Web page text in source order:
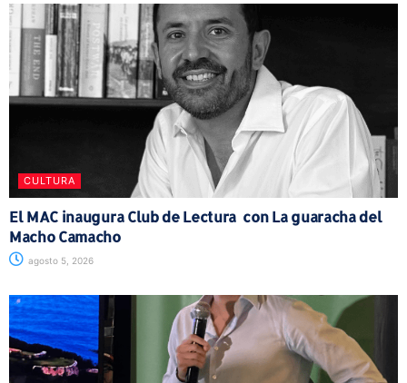
CULTURA
El MAC inaugura Club de Lectura con La guaracha del
Macho Camacho
agosto 5, 2026